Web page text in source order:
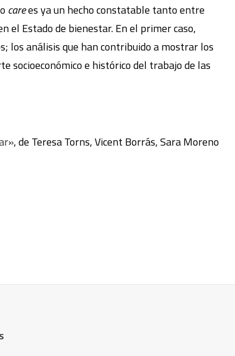
carees ya un hecho constatable tanto entre
el Estado de bienestar. En el primer caso,
los análisis que han contribuido a mostrar los
socioeconómico e histórico del trabajo de las
», de Teresa Torns, Vicent Borrás, Sara Moreno